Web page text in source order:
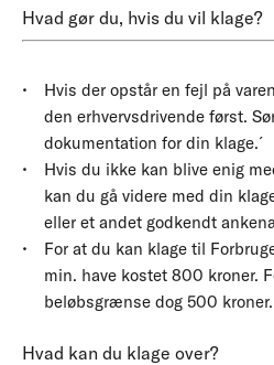
Hvad gør du, hvis du vil klage?
Hvis der opstår en fejl på
den erhvervsdrivende først.
dokumentation for din klage.´
Hvis du ikke kan blive enig
kan du gå videre med din
eller et andet godkendt
For at du kan klage til
min. have kostet 800 kroner.
beløbsgrænse dog 500 kroner.
Hvad kan du klage over?